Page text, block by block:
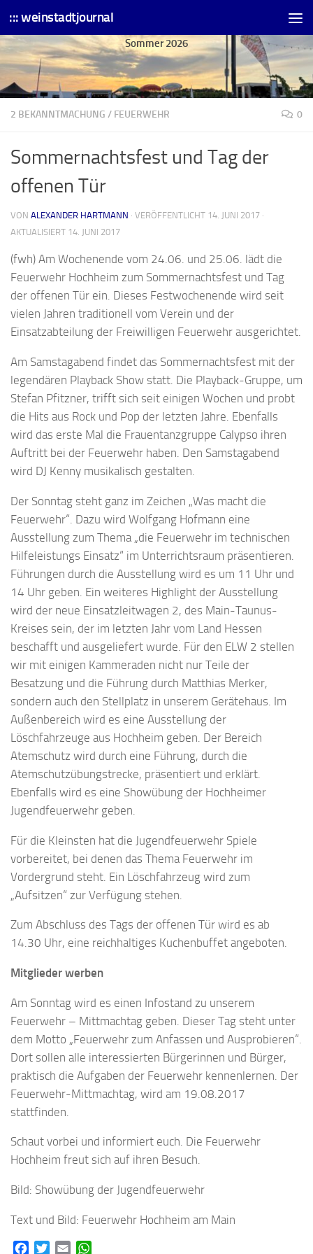
Skip to content
::: weinstadtjournal
Sommer 2026
2 BEKANNTMACHUNG / FEUERWEHR 0
Sommernachtsfest und Tag der
offenen Tür
VON ALEXANDER HARTMANN · VERÖFFENTLICHT 14. JUNI 2017 ·
AKTUALISIERT 14. JUNI 2017
(fwh) Am Wochenende vom 24.06. und 25.06. lädt die
Feuerwehr Hochheim zum Sommernachtsfest und Tag
der offenen Tür ein. Dieses Festwochenende wird seit
vielen Jahren traditionell vom Verein und der
Einsatzabteilung der Freiwilligen Feuerwehr ausgerichtet.
Am Samstagabend findet das Sommernachtsfest mit der
legendären Playback Show statt. Die Playback-Gruppe, um
Stefan Pfitzner, trifft sich seit einigen Wochen und probt
die Hits aus Rock und Pop der letzten Jahre. Ebenfalls
wird das erste Mal die Frauentanzgruppe Calypso ihren
Auftritt bei der Feuerwehr haben. Den Samstagabend
wird DJ Kenny musikalisch gestalten.
Der Sonntag steht ganz im Zeichen „Was macht die
Feuerwehr“. Dazu wird Wolfgang Hofmann eine
Ausstellung zum Thema „die Feuerwehr im technischen
Hilfeleistungs Einsatz“ im Unterrichtsraum präsentieren.
Führungen durch die Ausstellung wird es um 11 Uhr und
14 Uhr geben. Ein weiteres Highlight der Ausstellung
wird der neue Einsatzleitwagen 2, des Main-Taunus-
Kreises sein, der im letzten Jahr vom Land Hessen
beschafft und ausgeliefert wurde. Für den ELW 2 stellen
wir mit einigen Kammeraden nicht nur Teile der
Besatzung und die Führung durch Matthias Merker,
sondern auch den Stellplatz in unserem Gerätehaus. Im
Außenbereich wird es eine Ausstellung der
Löschfahrzeuge aus Hochheim geben. Der Bereich
Atemschutz wird durch eine Führung, durch die
Atemschutzübungstrecke, präsentiert und erklärt.
Ebenfalls wird es eine Showübung der Hochheimer
Jugendfeuerwehr geben.
Für die Kleinsten hat die Jugendfeuerwehr Spiele
vorbereitet, bei denen das Thema Feuerwehr im
Vordergrund steht. Ein Löschfahrzeug wird zum
„Aufsitzen“ zur Verfügung stehen.
Zum Abschluss des Tags der offenen Tür wird es ab
14.30 Uhr, eine reichhaltiges Kuchenbuffet angeboten.
Mitglieder werben
Am Sonntag wird es einen Infostand zu unserem
Feuerwehr – Mittmachtag geben. Dieser Tag steht unter
dem Motto „Feuerwehr zum Anfassen und Ausprobieren“.
Dort sollen alle interessierten Bürgerinnen und Bürger,
praktisch die Aufgaben der Feuerwehr kennenlernen. Der
Feuerwehr-Mittmachtag, wird am 19.08.2017
stattfinden.
Schaut vorbei und informiert euch. Die Feuerwehr
Hochheim freut sich auf ihren Besuch.
Bild: Showübung der Jugendfeuerwehr
Text und Bild: Feuerwehr Hochheim am Main
FacebookTwitterEmail